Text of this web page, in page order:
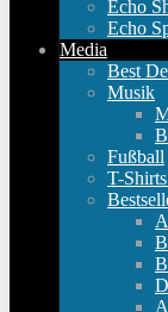
Echo
Echo
Media
Best
Musik
Fußball
T-